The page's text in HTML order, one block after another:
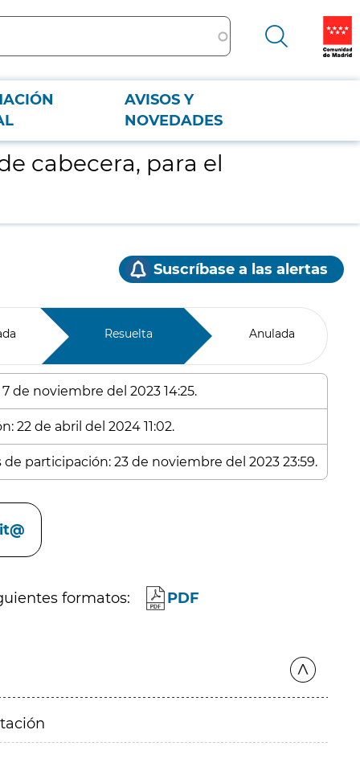
AVISOS Y
NOVEDADES
cabecera, para el
Suscríbase a las alertas
Resuelta Anulada
de noviembre del 2023 14:25.
22 de abril del 2024 11:02.
participación: 23 de noviembre del 2023 23:59.
formatos: PDF